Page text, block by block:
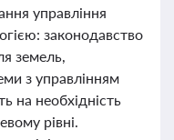
управління
законодавство
земель,
з управлінням
на необхідність
рівні.